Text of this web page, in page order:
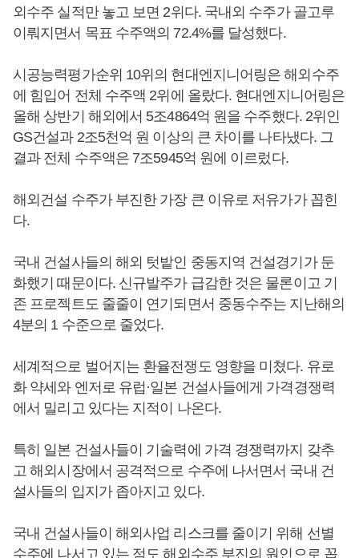
외수주 실적만 놓고 보면 2위다. 국내외 수주가 골고루
이뤄지면서 목표 수주액의 72.4%를 달성했다.
시공능력평가순위 10위의 현대엔지니어링은 해외수주
에 힘입어 전체 수주액 2위에 올랐다. 현대엔지니어링은
올해 상반기 해외에서 5조4864억 원을 수주했다. 2위인
GS건설과 2조5천억 원 이상의 큰 차이를 나타냈다. 그
결과 전체 수주액은 7조5945억 원에 이르렀다.
해외건설 수주가 부진한 가장 큰 이유로 저유가가 꼽힌
다.
국내 건설사들의 해외 텃밭인 중동지역 건설경기가 둔
화했기 때문이다. 신규발주가 급감한 것은 물론이고 기
존 프로젝트도 줄줄이 연기되면서 중동수주는 지난해의
4분의 1 수준으로 줄었다.
세계적으로 벌어지는 환율전쟁도 영향을 미쳤다. 유로
화 약세와 엔저로 유럽·일본 건설사들에게 가격경쟁력
에서 밀리고 있다는 지적이 나온다.
특히 일본 건설사들이 기술력에 가격 경쟁력까지 갖추
고 해외시장에서 공격적으로 수주에 나서면서 국내 건
설사들의 입지가 좁아지고 있다.
국내 건설사들이 해외사업 리스크를 줄이기 위해 선별
수주에 나서고 있는 점도 해외수주 부진의 원인으로 꼽